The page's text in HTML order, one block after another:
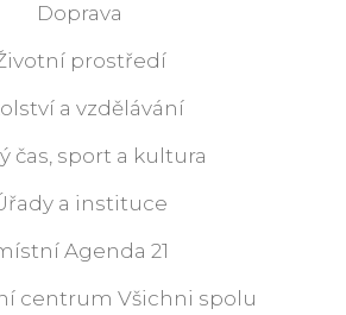
Doprava
prostředí
a vzdělávání
čas, sport a kultura
a instituce
Agenda 21
centrum Všichni spolu